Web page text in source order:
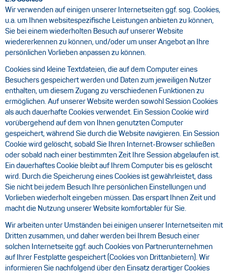
Wir verwenden auf einigen unserer Internetseiten ggf. sog. Cookies,
u.a. um Ihnen websitespezifische Leistungen anbieten zu können,
Sie bei einem wiederholten Besuch auf unserer Website
wiedererkennen zu können, und/oder um unser Angebot an Ihre
persönlichen Vorlieben anpassen zu können.
Cookies sind kleine Textdateien, die auf dem Computer eines
Besuchers gespeichert werden und Daten zum jeweiligen Nutzer
enthalten, um diesem Zugang zu verschiedenen Funktionen zu
ermöglichen. Auf unserer Website werden sowohl Session Cookies
als auch dauerhafte Cookies verwendet. Ein Session Cookie wird
vorübergehend auf dem von Ihnen genutzten Computer
gespeichert, während Sie durch die Website navigieren. Ein Session
Cookie wird gelöscht, sobald Sie Ihren Internet-Browser schließen
oder sobald nach einer bestimmten Zeit Ihre Session abgelaufen ist.
Ein dauerhaftes Cookie bleibt auf Ihrem Computer bis es gelöscht
wird. Durch die Speicherung eines Cookies ist gewährleistet, dass
Sie nicht bei jedem Besuch Ihre persönlichen Einstellungen und
Vorlieben wiederholt eingeben müssen. Das erspart Ihnen Zeit und
macht die Nutzung unserer Website komfortabler für Sie.
Wir arbeiten unter Umständen bei einigen unserer Internetseiten mit
Dritten zusammen, und daher werden bei Ihrem Besuch einer
solchen Internetseite ggf. auch Cookies von Partnerunternehmen
auf Ihrer Festplatte gespeichert (Cookies von Drittanbietern). Wir
informieren Sie nachfolgend über den Einsatz derartiger Cookies